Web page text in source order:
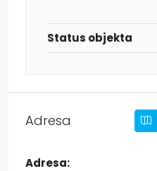
Status objekta
Adresa
Adresa: